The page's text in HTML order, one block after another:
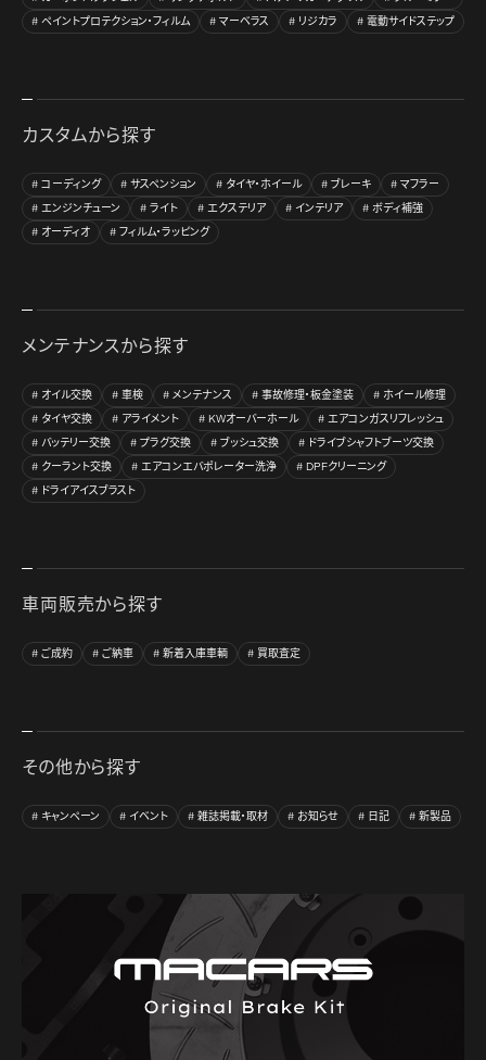
ペイントプロテクション・フィルム
マーベラス リジカラ 電動サイドステップ
カスタムから探す
コーディング サスペンション タイヤ・ホイール ブレーキ
マフラー
エンジンチューン
ライト エクステリア インテリア
ボディ補強
オーディオ
フィルム・ラッピング
メンテナンスから探す
オイル交換 車検 メンテナンス 事故修理・板金塗装
ホイール修理
タイヤ交換
アライメント KWオーバーホール
エアコンガスリフレッシュ
バッテリー交換
プラグ交換 ブッシュ交換
ドライブシャフトブーツ交換
クーラント交換
エアコンエバポレーター洗浄
DPFクリーニング
ドライアイスブラスト
車両販売から探す
ご成約 ご納車 新着入庫車輌 買取査定
その他から探す
キャンペーン イベント 雑誌掲載・取材 お知らせ 日記 新製品